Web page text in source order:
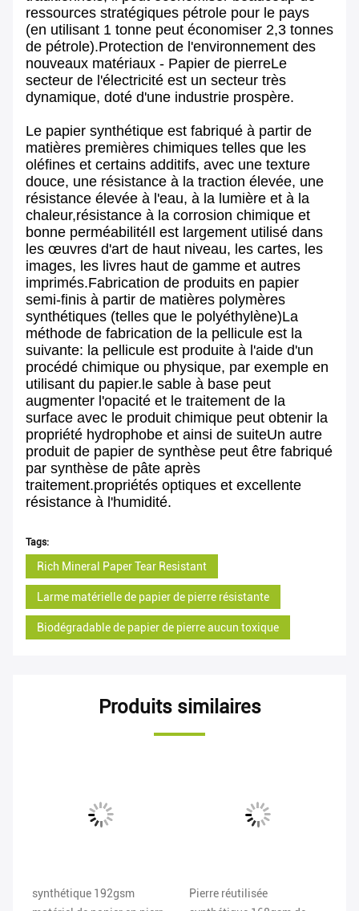
ressources stratégiques pétrole pour le pays
(en utilisant 1 tonne peut économiser 2,3 tonnes
de pétrole).Protection de l'environnement des
nouveaux matériaux - Papier de pierreLe
secteur de l'électricité est un secteur très
dynamique, doté d'une industrie prospère.
Le papier synthétique est fabriqué à partir de
matières premières chimiques telles que les
oléfines et certains additifs, avec une texture
douce, une résistance à la traction élevée, une
résistance élevée à l'eau, à la lumière et à la
chaleur,résistance à la corrosion chimique et
bonne perméabilitéIl est largement utilisé dans
les œuvres d'art de haut niveau, les cartes, les
images, les livres haut de gamme et autres
imprimés.Fabrication de produits en papier
semi-finis à partir de matières polymères
synthétiques (telles que le polyéthylène)La
méthode de fabrication de la pellicule est la
suivante: la pellicule est produite à l'aide d'un
procédé chimique ou physique, par exemple en
utilisant du papier.le sable à base peut
augmenter l'opacité et le traitement de la
surface avec le produit chimique peut obtenir la
propriété hydrophobe et ainsi de suiteUn autre
produit de papier de synthèse peut être fabriqué
par synthèse de pâte après
traitement.propriétés optiques et excellente
résistance à l'humidité.
Tags:
Rich Mineral Paper Tear Resistant
Larme matérielle de papier de pierre résistante
Biodégradable de papier de pierre aucun toxique
Produits similaires
synthétique 192gsm
Pierre réutilisée